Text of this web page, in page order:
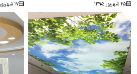
۲۵ شهریور ۱۳۹۵ ۱۷ شهریور ۱۳۹۵